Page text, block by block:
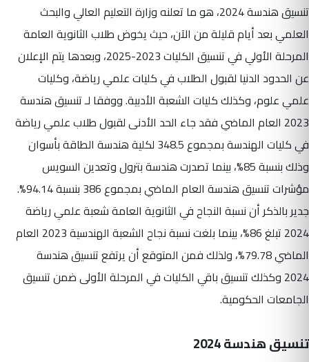
تنسيق هندسة 2024، هو ما تعلنه وزارة التعليم العالي والبحث
العلمي بعد أيام قليلة من الآن، حيث يخوض طلاب الثانوية العامة
المرحلة الأولي في تنسيق الكليات 2023-2025، وبعدها يتم الإعلان
عن الحدود الدنيا لقبول الطلاب في كليات علمي رياضة، وكليات
علمي علوم، وكذلك كليات الشعبة الأدبية. ووفقا لـ تنسيق هندسة
2023 العام الماضي فقد جاء الحد الأدنى لقبول طلاب علمي رياضة
في كليات الهندسة بمجموع 348.5 لكلية هندسة الطاقة بأسوان
وذلك بنسبة 85%، بينما تصدرت هندسة بترول وتعدين السويس
مؤشرات تنسيق هندسة العام الماضي بمجموع 386 بنسبة 94.14%.
جدير بالذكر أن نسبة النجاح في الثانوية العامة شعبة علمي رياضة
2024 تبلغ 86%، بينما بلغت نسبة نجاح الشعبة الهندسية 2023 العام
الماضي 79.78%، ولذلك فمن المتوقع أن يرتفع تنسيق هندسة
2024 وكذلك تنسيق باقي الكليات في المرحلة الأولى ضمن تنسيق
الجامعات الحكومية.
تنسيق هندسة 2024